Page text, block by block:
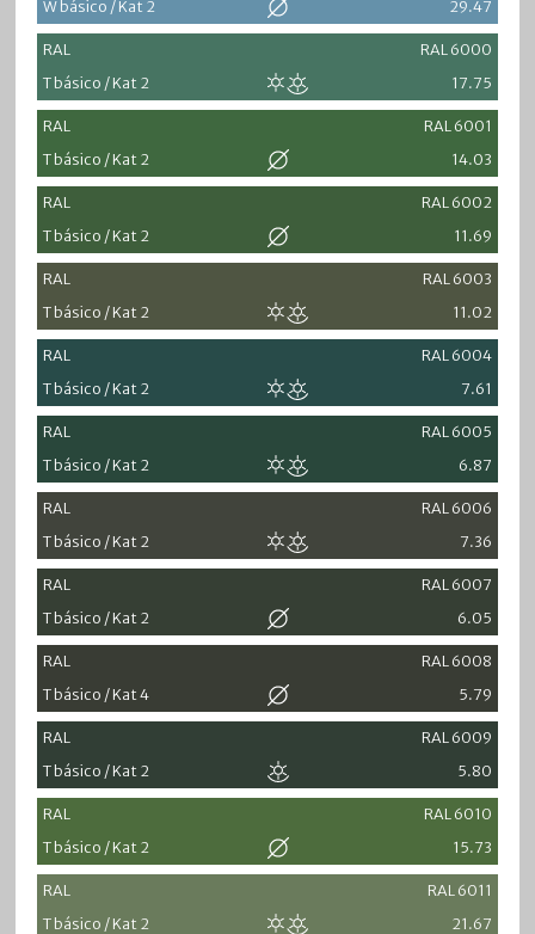
W básico / Kat 2 29.47
RAL
RAL 6000
T básico / Kat 2
17.75
RAL
RAL 6001
T básico / Kat 2
14.03
RAL
RAL 6002
T básico / Kat 2
11.69
RAL
RAL 6003
T básico / Kat 2
11.02
RAL
RAL 6004
T básico / Kat 2
7.61
RAL
RAL 6005
T básico / Kat 2
6.87
RAL
RAL 6006
T básico / Kat 2
7.36
RAL
RAL 6007
T básico / Kat 2
6.05
RAL
RAL 6008
T básico / Kat 4
5.79
RAL
RAL 6009
T básico / Kat 2
5.80
RAL
RAL 6010
T básico / Kat 2
15.73
RAL
RAL 6011
T básico / Kat 2
21.67